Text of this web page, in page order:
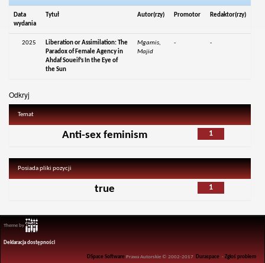
Data
wydania
Tytuł Autor(rzy) Promotor Redaktor(rzy)
2025
Liberation or Assimilation: The
Paradox of Female Agency in
Ahdaf Soueif’s In the Eye of
the Sun
Mgamis,
Majid
- -
Odkryj
Temat
1
Anti-sex feminism
Posiada pliki pozycji
1
true
Theme by
Deklaracja dostępności
DSpace Software Prawa Autorskie © 2002-2017 Duraspace -Zgłoś problem